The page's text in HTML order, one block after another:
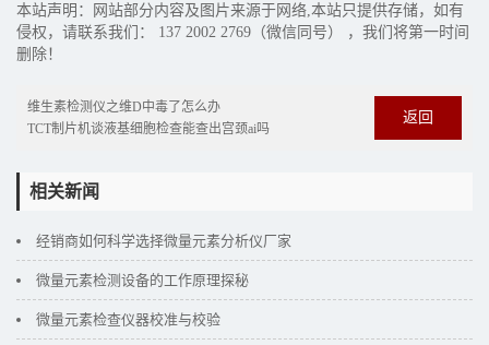
本站声明：网站部分内容及图片来源于网络,本站只提供存储，如有
侵权，请联系我们： 137 2002 2769（微信同号） ，我们将第一时间
删除！
维生素检测仪之维D中毒了怎么办
TCT制片机谈液基细胞检查能查出宫颈ai吗
返回
相关新闻
经销商如何科学选择微量元素分析仪厂家
微量元素检测设备的工作原理探秘
微量元素检查仪器校准与校验